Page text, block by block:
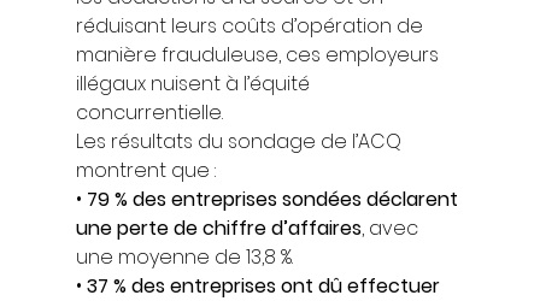
réduisant leurs coûts d’opération de
manière frauduleuse, ces employeurs
illégaux nuisent à l’équité
concurrentielle.
Les résultats du sondage de l’ACQ
montrent que :
• 79 % des entreprises sondées déclarent
une perte de chiffre d’affaires, avec
une moyenne de 13,8 %.
• 37 % des entreprises ont dû effectuer